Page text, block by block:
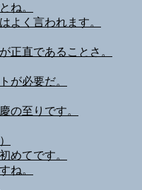
ね。
よく言われます。
正直であることさ。
が必要だ。
の至りです。
めてです。
ね。